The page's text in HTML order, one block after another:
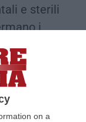
on a
e sterili
i
Luigi
in una
regionali
a una nota
unica